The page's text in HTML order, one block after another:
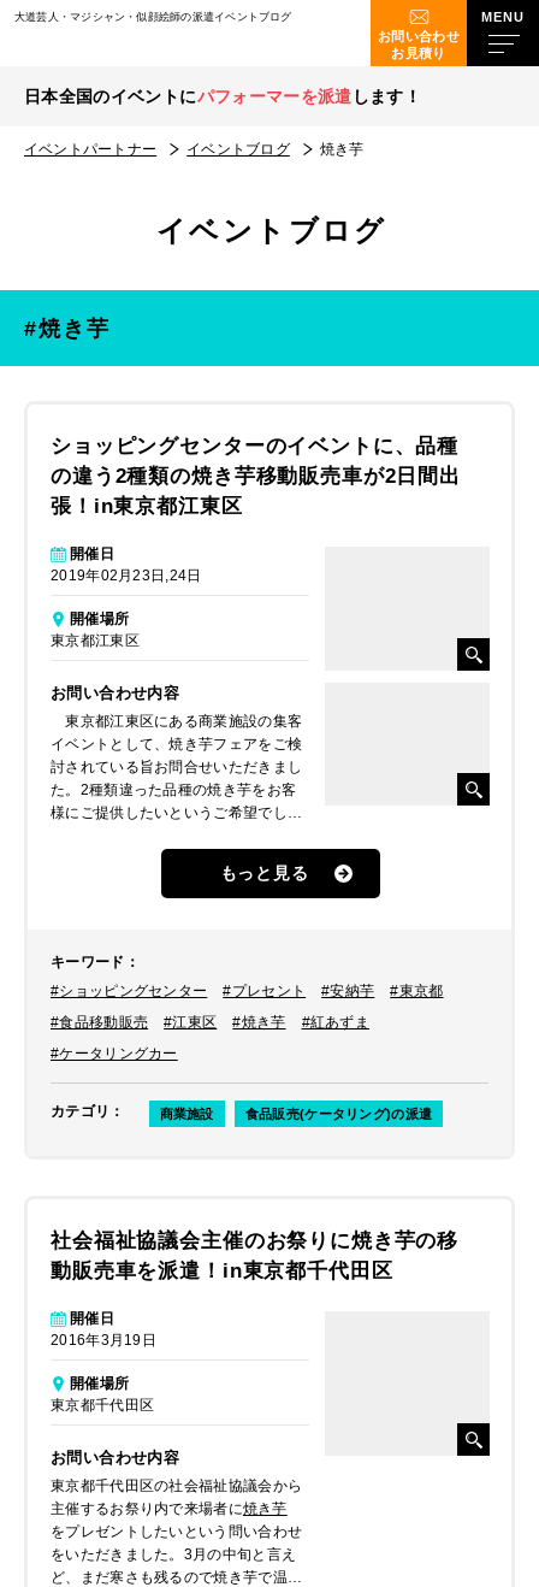
大道芸人・マジシャン・似顔絵師の派遣イベントブログ
お問い合わせ
お見積り
日本全国のイベントにパフォーマーを派遣 します！
イベントパートナー イベントブログ 焼き芋
イベントブログ
#焼き芋
ショッピングセンターのイベントに、品種
の違う2種類の焼き芋移動販売車が2日間出
張！in東京都江東区
開催日
2019年02月23日,24日
開催場所
東京都江東区
お問い合わせ内容
東京都江東区にある商業施設の集客
イベントとして、焼き芋フェアをご検
討されている旨お問合せいただきまし
た。2種類違った品種の焼き芋をお客
様にご提供したいというご希望でした
【しっとり系の安納芋】食感の違う2
種類の焼き芋を提案させていただき、
もっと見る
キーワード ：
#ショッピングセンター
#プレセント #安納芋
#東京都
#食品移動販売
#江東区 #焼き芋
#紅あずま
#ケータリングカー
カテゴリ ： 商業施設 食品販売(ケータリング)の派遣
社会福祉協議会主催のお祭りに焼き芋の移
動販売車を派遣！in東京都千代田区
開催日
2016年3月19日
開催場所
東京都千代田区
お問い合わせ内容
東京都千代田区の社会福祉協議会から
主催するお祭り内で来場者に焼き芋
をプレゼントしたいという問い合わせ
をいただきました。3月の中旬と言え
ど、まだ寒さも残るので焼き芋で温ま